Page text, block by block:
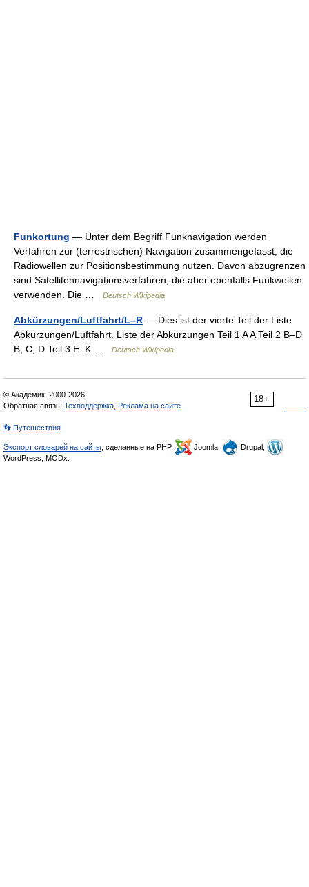
Funkortung — Unter dem Begriff Funknavigation werden
Verfahren zur (terrestrischen) Navigation zusammengefasst, die
Radiowellen zur Positionsbestimmung nutzen. Davon abzugrenzen
sind Satellitennavigationsverfahren, die aber ebenfalls Funkwellen
verwenden. Die …
Deutsch Wikipedia
Abkürzungen/Luftfahrt/L–R — Dies ist der vierte Teil der Liste
Abkürzungen/Luftfahrt. Liste der Abkürzungen Teil 1 A A Teil 2 B–D
B; C; D Teil 3 E–K …
Deutsch Wikipedia
18+
© Академик, 2000-2026
Обратная связь: Техподдержка Реклама на сайте
👣 Путешествия
Экспорт словарей на сайты , сделанные на PHP, Joomla,
Drupal,
WordPress, MODx.